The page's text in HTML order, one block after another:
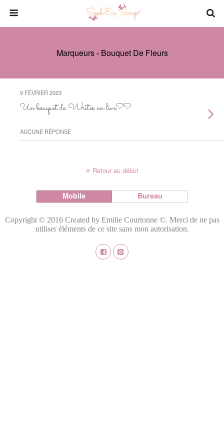
Marqueurs › Bouquet De Fleurs
9 FÉVRIER 2023
Un bouquet de Writes en live??
AUCUNE RÉPONSE
Retour au début
Mobile Bureau
Copyright © 2016 Created by Emilie Courtonne ©. Merci de ne pas
utiliser éléments de ce site sans mon autorisation.